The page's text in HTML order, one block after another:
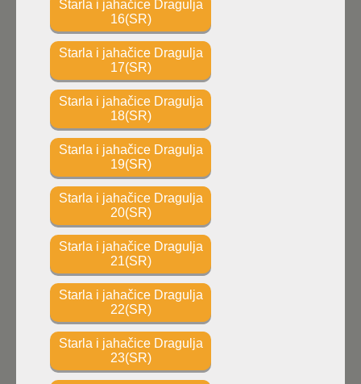
Starla i jahačice Dragulja
16(SR)
Starla i jahačice Dragulja
17(SR)
Starla i jahačice Dragulja
18(SR)
Starla i jahačice Dragulja
19(SR)
Starla i jahačice Dragulja
20(SR)
Starla i jahačice Dragulja
21(SR)
Starla i jahačice Dragulja
22(SR)
Starla i jahačice Dragulja
23(SR)